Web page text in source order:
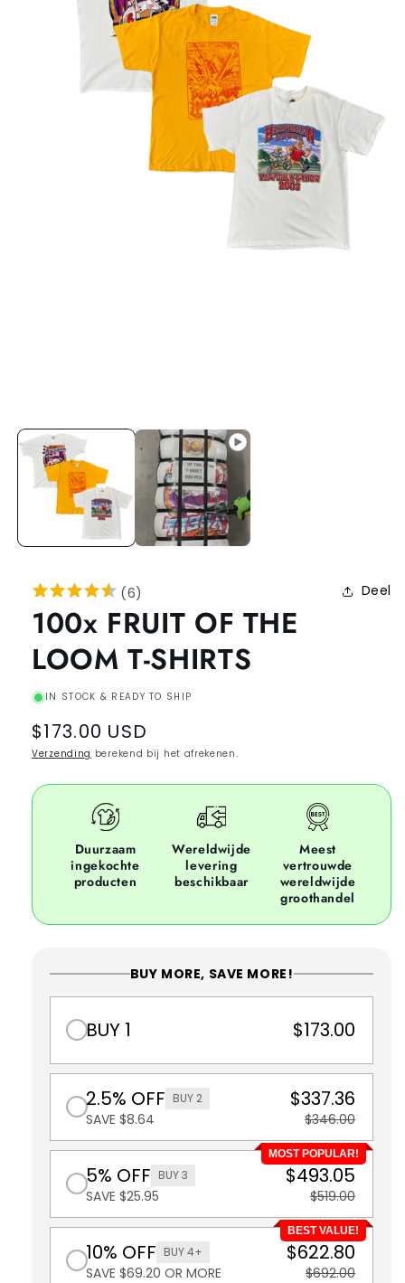
(6) Deel
100x FRUIT OF THE
LOOM T-SHIRTS
IN STOCK & READY TO SHIP
Regular
price
$173.00 USD
Verzending berekend bij het afrekenen.
Duurzaam
ingekochte
producten
Wereldwijde
levering
beschikbaar
Meest
vertrouwde
wereldwijde
groothandel
BUY MORE, SAVE MORE!
BUY 1 $173.00
2.5% OFF BUY 2
SAVE $8.64
$337.36
$346.00
MOST POPULAR!
5% OFF BUY 3
SAVE $25.95
$493.05
$519.00
BEST VALUE!
10% OFF BUY 4+
SAVE $69.20 OR MORE
$622.80
$692.00